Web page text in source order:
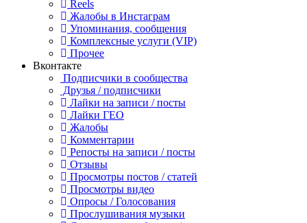
Reels
Жалобы в Инстаграм
Упоминания, сообщения
Комплексные услуги (VIP)
Прочее
Вконтакте
Подписчики в сообщества
Друзья / подписчики
Лайки на записи / посты
Лайки ГЕО
Жалобы
Комментарии
Репосты на записи / посты
Отзывы
Просмотры постов / статей
Просмотры видео
Опросы / Голосования
Прослушивания музыки